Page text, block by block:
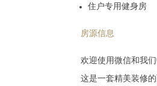
住户专用健身房
房源信息
欢迎使用微信和我
这是一套精美装修